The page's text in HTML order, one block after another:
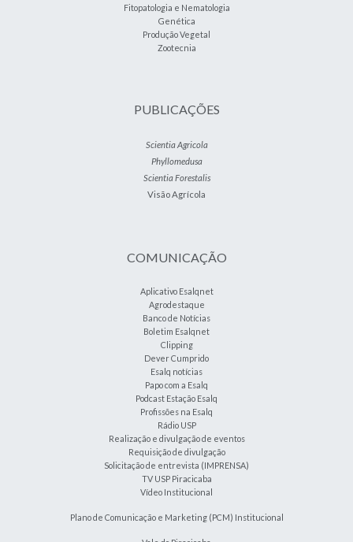
Fitopatologia e Nematologia
Genética
Produção Vegetal
Zootecnia
PUBLICAÇÕES
Scientia Agricola
Phyllomedusa
Scientia Forestalis
Visão Agrícola
COMUNICAÇÃO
Aplicativo Esalqnet
Agrodestaque
Banco de Notícias
Boletim Esalqnet
Clipping
Dever Cumprido
Esalq notícias
Papo com a Esalq
Podcast Estação Esalq
Profissões na Esalq
Rádio USP
Realização e divulgação de eventos
Requisição de divulgação
Solicitação de entrevista (IMPRENSA)
TV USP Piracicaba
Vídeo Institucional
Plano de Comunicação e Marketing (PCM) Institucional